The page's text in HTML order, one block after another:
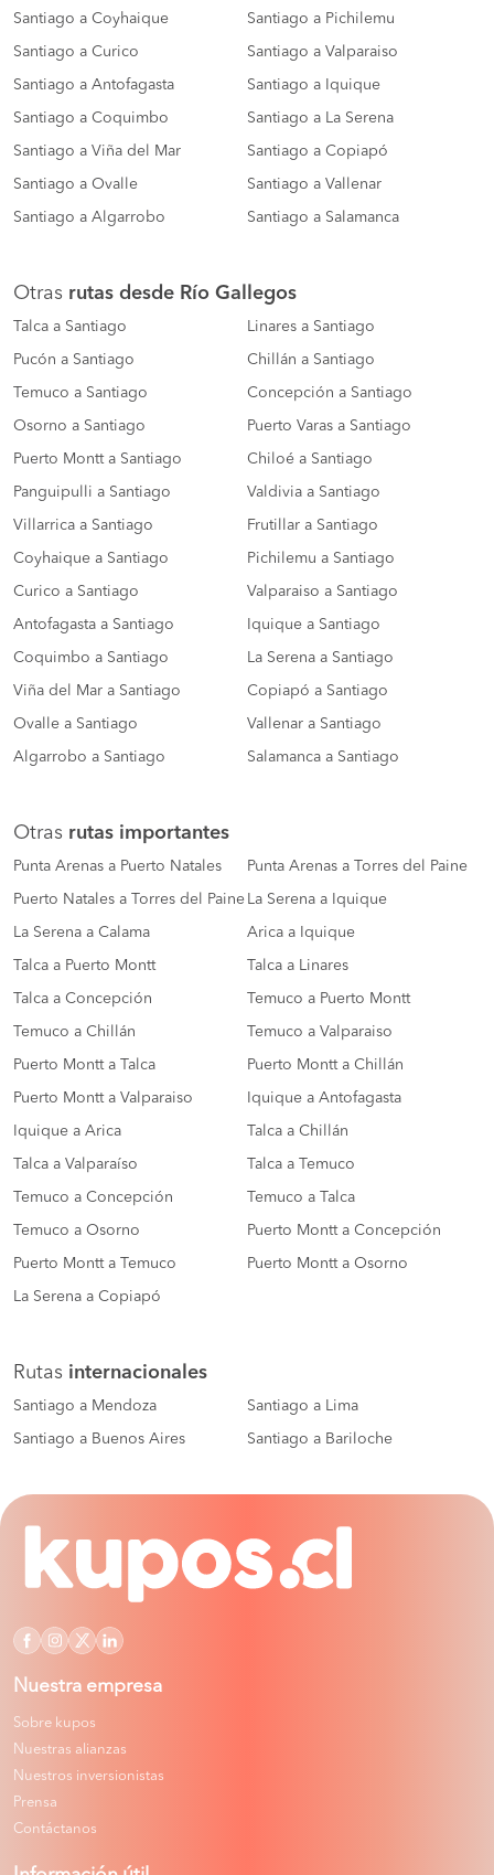
Santiago a Coyhaique Santiago a Pichilemu
Santiago a Curico Santiago a Valparaiso
Santiago a Antofagasta Santiago a Iquique
Santiago a Coquimbo Santiago a La Serena
Santiago a Viña del Mar Santiago a Copiapó
Santiago a Ovalle Santiago a Vallenar
Santiago a Algarrobo Santiago a Salamanca
Otras rutas desde Río Gallegos
Talca a Santiago Linares a Santiago
Pucón a Santiago Chillán a Santiago
Temuco a Santiago Concepción a Santiago
Osorno a Santiago Puerto Varas a Santiago
Puerto Montt a Santiago Chiloé a Santiago
Panguipulli a Santiago Valdivia a Santiago
Villarrica a Santiago Frutillar a Santiago
Coyhaique a Santiago Pichilemu a Santiago
Curico a Santiago Valparaiso a Santiago
Antofagasta a Santiago Iquique a Santiago
Coquimbo a Santiago La Serena a Santiago
Viña del Mar a Santiago Copiapó a Santiago
Ovalle a Santiago Vallenar a Santiago
Algarrobo a Santiago Salamanca a Santiago
Otras rutas importantes
Punta Arenas a Puerto Natales Punta Arenas a Torres del Paine
Puerto Natales a Torres del Paine La Serena a Iquique
La Serena a Calama Arica a Iquique
Talca a Puerto Montt Talca a Linares
Talca a Concepción Temuco a Puerto Montt
Temuco a Chillán Temuco a Valparaiso
Puerto Montt a Talca Puerto Montt a Chillán
Puerto Montt a Valparaiso Iquique a Antofagasta
Iquique a Arica Talca a Chillán
Talca a Valparaíso Talca a Temuco
Temuco a Concepción Temuco a Talca
Temuco a Osorno Puerto Montt a Concepción
Puerto Montt a Temuco Puerto Montt a Osorno
La Serena a Copiapó
Rutas internacionales
Santiago a Mendoza Santiago a Lima
Santiago a Buenos Aires Santiago a Bariloche
Nuestra empresa
Sobre kupos
Nuestras alianzas
Nuestros inversionistas
Prensa
Contáctanos